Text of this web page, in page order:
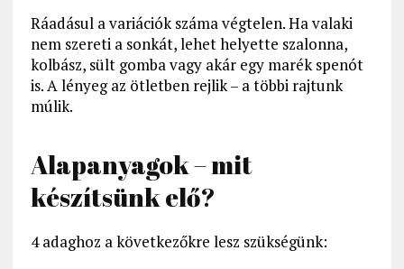
Ráadásul a variációk száma végtelen. Ha valaki
nem szereti a sonkát, lehet helyette szalonna,
kolbász, sült gomba vagy akár egy marék spenót
is. A lényeg az ötletben rejlik – a többi rajtunk
múlik.
Alapanyagok – mit
készítsünk elő?
4 adaghoz a következőkre lesz szükségünk: